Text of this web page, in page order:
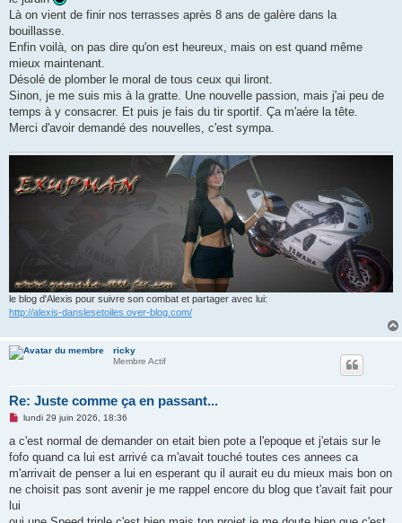
Là on vient de finir nos terrasses après 8 ans de galère dans la
bouillasse.
Enfin voilà, on pas dire qu'on est heureux, mais on est quand même
mieux maintenant.
Désolé de plomber le moral de tous ceux qui liront.
Sinon, je me suis mis à la gratte. Une nouvelle passion, mais j'ai peu de
temps à y consacrer. Et puis je fais du tir sportif. Ça m'aére la tête.
Merci d'avoir demandé des nouvelles, c'est sympa.
le blog d'Alexis pour suivre son combat et partager avec lui:
http://alexis-danslesetoiles.over-blog.com/
ricky
Membre Actif
Re: Juste comme ça en passant...
M
s
a
g
n
o
lundi 29 juin 2026, 18:36
a c'est normal de demander on etait bien pote a l'epoque et j'etais sur le
fofo quand ca lui est arrivé ca m'avait touché toutes ces annees ca
m'arrivait de penser a lui en esperant qu il aurait eu du mieux mais bon on
ne choisit pas sont avenir je me rappel encore du blog que t'avait fait pour
lui